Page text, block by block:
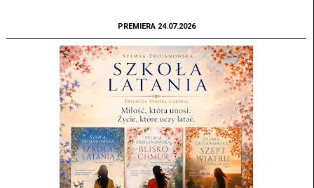
PREMIERA 24.07.2026